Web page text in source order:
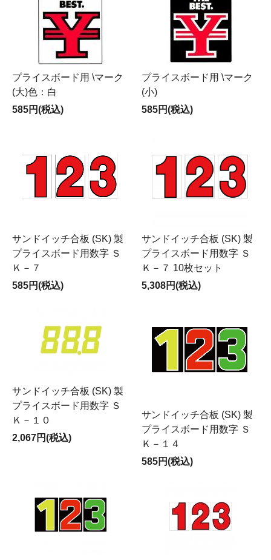
プライスボード用 \マーク
(大)色：白
585円(税込)
プライスボード用 \マーク
(小)
585円(税込)
サンドイッチ合板 (SK) 製
プライスボード用数字 Ｓ
Ｋ－７
585円(税込)
サンドイッチ合板 (SK) 製
プライスボード用数字 Ｓ
Ｋ－７ 10枚セット
5,308円(税込)
サンドイッチ合板 (SK) 製
プライスボード用数字 Ｓ
Ｋ－１０
2,067円(税込)
サンドイッチ合板 (SK) 製
プライスボード用数字 Ｓ
Ｋ－１４
585円(税込)